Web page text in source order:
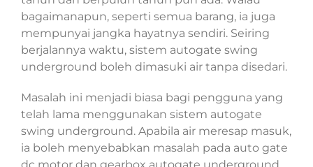
bagaimanapun, seperti semua barang, ia juga
mempunyai jangka hayatnya sendiri. Seiring
berjalannya waktu, sistem autogate swing
underground boleh dimasuki air tanpa disedari.
Masalah ini menjadi biasa bagi pengguna yang
telah lama menggunakan sistem autogate
swing underground. Apabila air meresap masuk,
ia boleh menyebabkan masalah pada auto gate